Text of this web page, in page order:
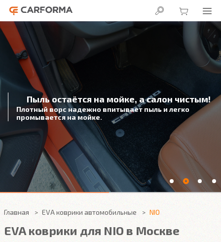
Пыль остаётся на мойке, а салон чистым!
Плотный ворс надежно впитывает пыль и легко
промывается на мойке.
Главная EVA коврики автомобильные NIO
EVA коврики для NIO в Москве